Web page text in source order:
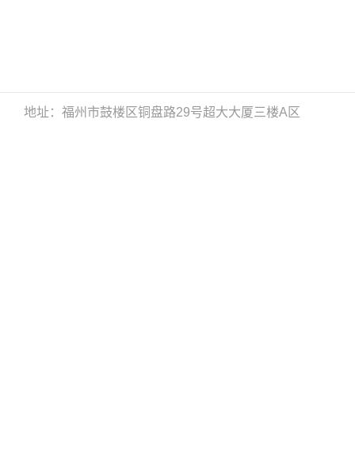
地址：福州市鼓楼区铜盘路29号超大大厦三楼A区